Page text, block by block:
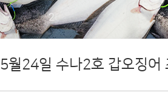
5월24일 수나2호 갑오징어